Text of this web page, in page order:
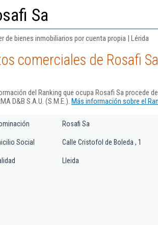
Sa
de bienes inmobiliarios por cuenta propia | Lérida
comerciales de Rosafi Sa
del Ranking que ocupa Rosafi Sa procede
D&B S.A.U. (S.M.E.). Más información sobre el
Rosafi Sa
Social Calle Cristofol de Boleda , 1
Lleida